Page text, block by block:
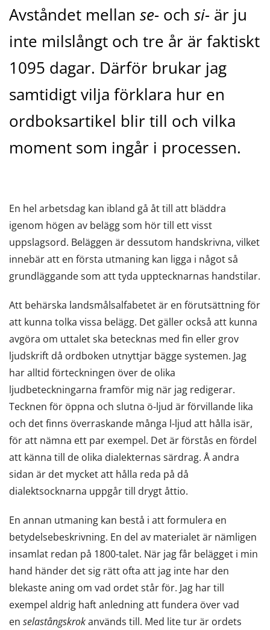
Avståndet mellan se- och si- är ju
inte milslångt och tre år är faktiskt
1095 dagar. Därför brukar jag
samtidigt vilja förklara hur en
ordboksartikel blir till och vilka
moment som ingår i processen.
En hel arbetsdag kan ibland gå åt till att bläddra
igenom högen av belägg som hör till ett visst
uppslagsord. Beläggen är dessutom handskrivna, vilket
innebär att en första utmaning kan ligga i något så
grundläggande som att tyda upptecknarnas handstilar.
Att behärska landsmålsalfabetet är en förutsättning för
att kunna tolka vissa belägg. Det gäller också att kunna
avgöra om uttalet ska betecknas med fin eller grov
ljudskrift då ordboken utnyttjar bägge systemen. Jag
har alltid förteckningen över de olika
ljudbeteckningarna framför mig när jag redigerar.
Tecknen för öppna och slutna ö-ljud är förvillande lika
och det finns överraskande många l-ljud att hålla isär,
för att nämna ett par exempel. Det är förstås en fördel
att känna till de olika dialekternas särdrag. Å andra
sidan är det mycket att hålla reda på då
dialektsocknarna uppgår till drygt åttio.
En annan utmaning kan bestå i att formulera en
betydelsebeskrivning. En del av materialet är nämligen
insamlat redan på 1800-talet. När jag får belägget i min
hand händer det sig rätt ofta att jag inte har den
blekaste aning om vad ordet står för. Jag har till
exempel aldrig haft anledning att fundera över vad
en selastångskrokanvänds till. Med lite tur är ordets